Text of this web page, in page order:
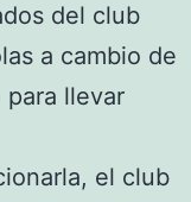
del club
a cambio de
llevar
el club